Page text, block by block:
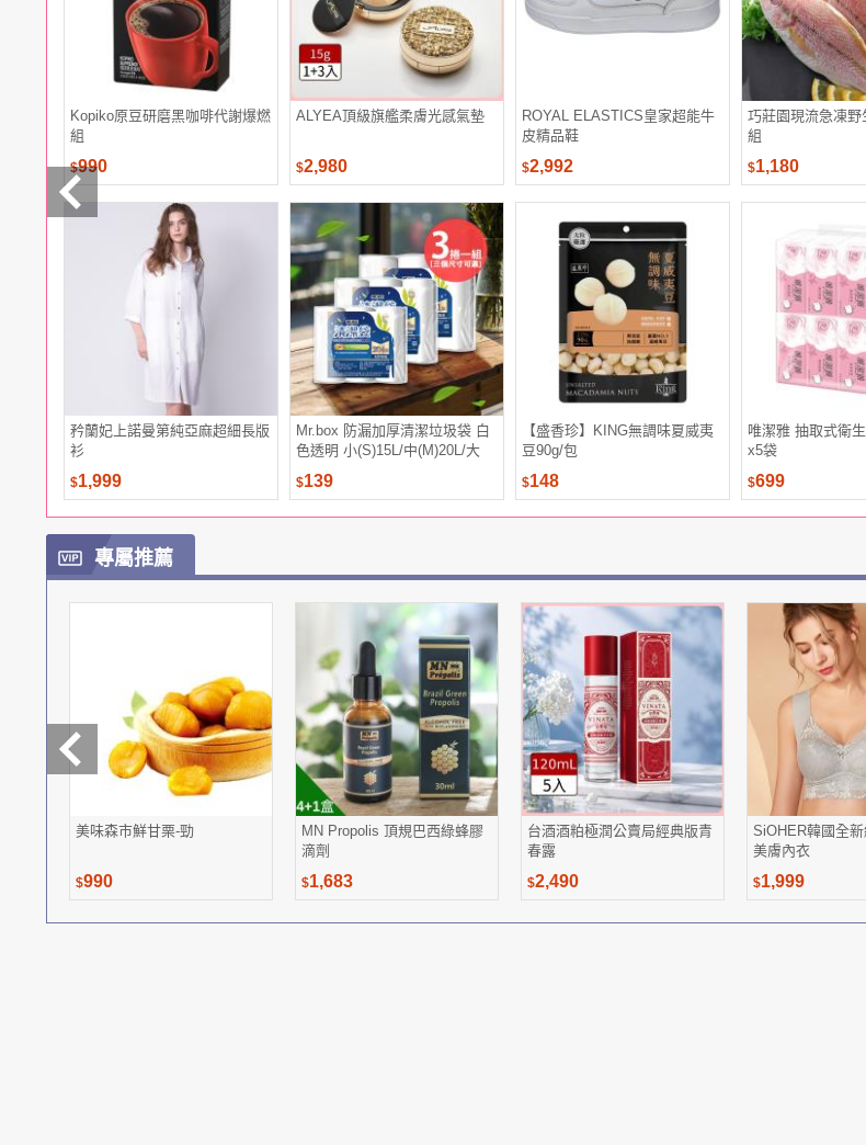
Kopiko原豆研磨黑咖啡代謝爆燃
組
$990
ALYEA頂級旗艦柔膚光感氣墊
$2,980
ROYAL ELASTICS皇家超能牛
皮精品鞋
$2,992
巧莊園現流急凍野
組
$1,180
矜蘭妃上諾曼第純亞麻超細長版
衫
$1,999
Mr.box 防漏加厚清潔垃圾袋 白
色透明 小(S)15L/中(M)20L/大
(L)45L 3捲 任選
$139
【盛香珍】KING無調味夏威夷
豆90g/包
$148
唯潔雅 抽取式衛
x5袋
$699
專屬推薦
美味森市鮮甘栗-勁
$990
MN Propolis 頂規巴西綠蜂膠
滴劑
$1,683
台酒酒粕極潤公賣局經典版青
春露
$2,490
SiOHER韓國全
美膚內衣
$1,999